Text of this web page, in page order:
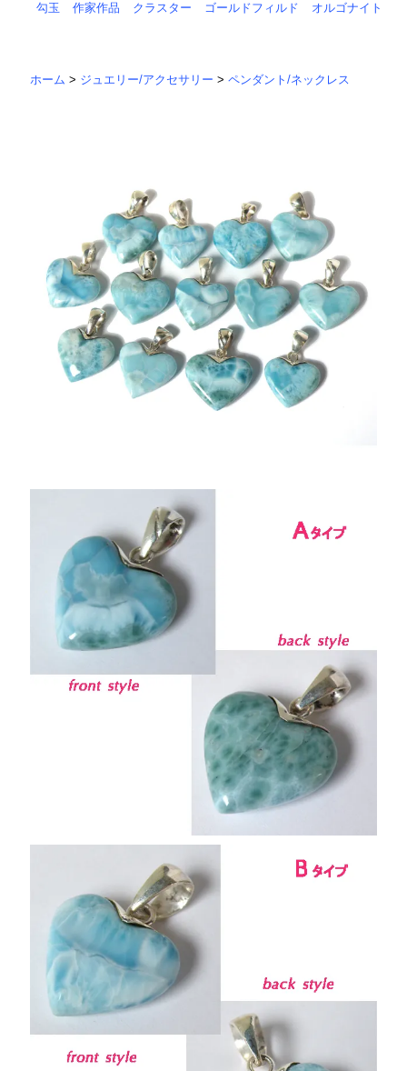
勾玉 作家作品 クラスター ゴールドフィルド オルゴナイト
ホーム > ジュエリー/アクセサリー >ペンダント/ネックレス